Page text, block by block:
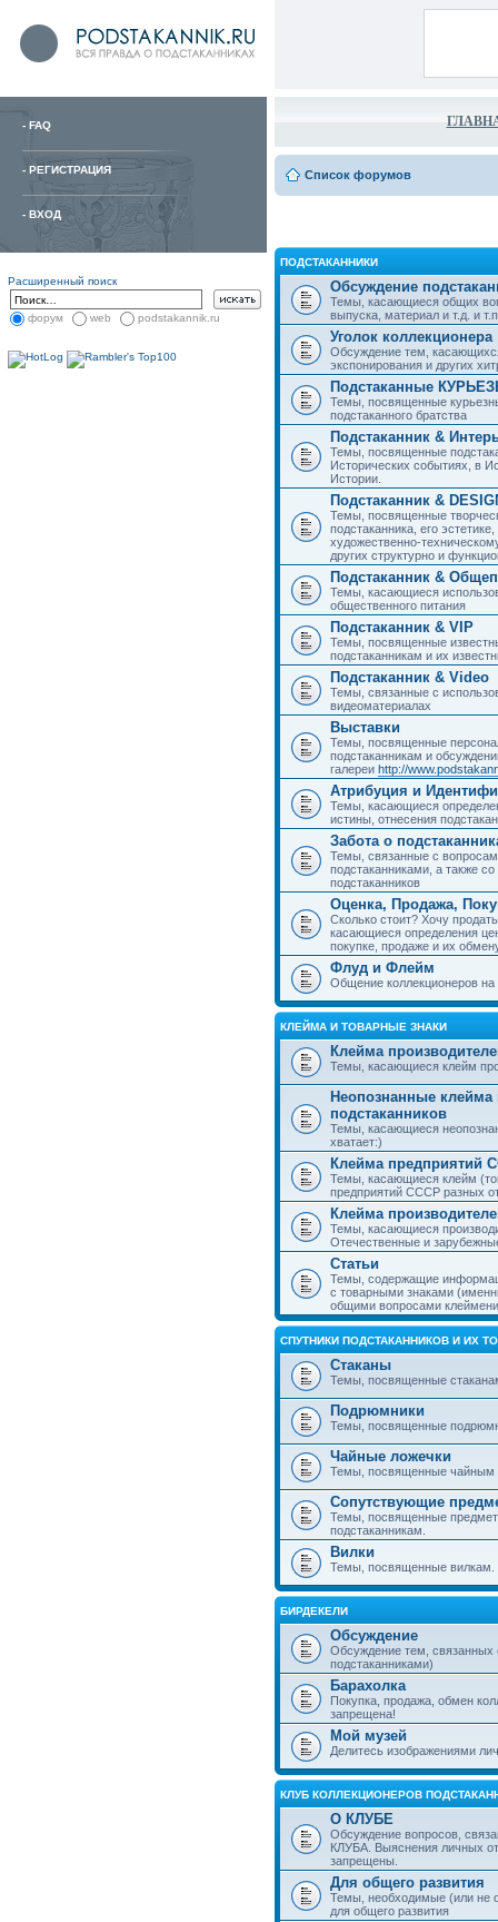
- FAQ
- РЕГИСТРАЦИЯ
- ВХОД
Расширенный поиск
форум web podstakannik.ru
Список форумов
ПОДСТАКАННИКИ
Обсуждение
Темы, касающиеся общих
выпуска, материал и т.д. и
Уголок коллекционера
Обсуждение тем,
экспонирования и других
Подстаканные
Темы, посвященные
подстаканного братства
Подстаканник &
Темы, посвященные
Исторических событиях, в
Истории.
Подстаканник &
Темы, посвященные
подстаканника, его
художественно-
других структурно и
Подстаканник &
Темы, касающиеся
общественного питания
Подстаканник & VIP
Темы, посвященные
подстаканникам и их
Подстаканник & Video
Темы, связанные с
видеоматериалах
Выставки
Темы, посвященные
подстаканникам и
галереи http://
Атрибуция и
Темы, касающиеся
истины, отнесения
Забота о
Темы, связанные с
подстаканниками, а также
подстаканников
Оценка, Продажа,
Сколько стоит? Хочу
касающиеся определения
покупке, продаже и их
Флуд и Флейм
Общение коллекционеров
КЛЕЙМА И ТОВАРНЫЕ ЗНАКИ
Клейма
Темы, касающиеся клейм
Неопознанные клейма
подстаканников
Темы, касающиеся
хватает:)
Клейма предприятий
Темы, касающиеся клейм
предприятий СССР разных
Клейма
Темы, касающиеся
Отечественные и
Статьи
Темы, содержащие
с товарными знаками
общими вопросами
СПУТНИКИ ПОДСТАКАННИКОВ И ИХ
Стаканы
Темы, посвященные
Подрюмники
Темы, посвященные
Чайные ложечки
Темы, посвященные чайным
Сопутствующие
Темы, посвященные
подстаканникам.
Вилки
Темы, посвященные вилкам.
БИРДЕКЕЛИ
Обсуждение
Обсуждение тем,
подстаканниками)
Барахолка
Покупка, продажа, обмен
запрещена!
Мой музей
Делитесь изображениями
КЛУБ КОЛЛЕКЦИОНЕРОВ
О КЛУБЕ
Обсуждение вопросов,
КЛУБА. Выяснения личных
запрещены.
Для общего развития
Темы, необходимые (или не
для общего развития